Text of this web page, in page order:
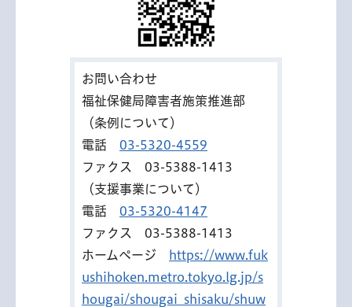
お問い合わせ
福祉保健局障害者施策推進部
（条例について）
電話 03-5320-4559
ファクス 03-5388-1413
（支援事業について）
電話 03-5320-4147
ファクス 03-5388-1413
ホームページ
https://www.fuk
ushihoken.metro.tokyo.lg.jp/s
hougai/shougai_shisaku/shuw